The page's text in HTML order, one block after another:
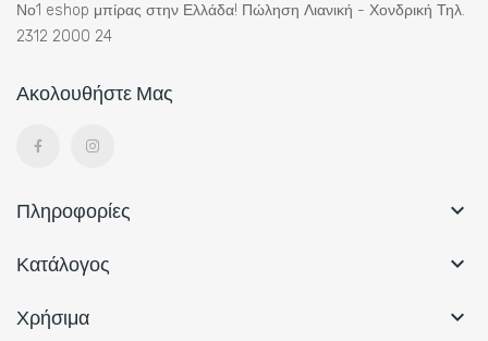
Νο1 eshop μπίρας στην Ελλάδα! Πώληση Λιανική - Χονδρική Τηλ.
2312 2000 24
Ακολουθήστε Μας
Πληροφορίες 
Κατάλογος 
Χρήσιμα 